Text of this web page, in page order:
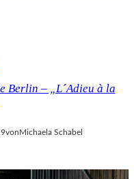
Berlin – „L´Adieu à la
vonMichaela Schabel